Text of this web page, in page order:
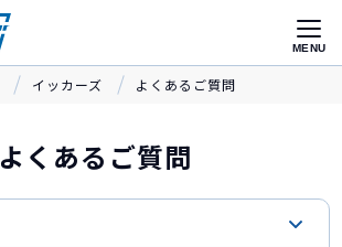
MENU
イッカーズ よくあるご質問
よくあるご質問